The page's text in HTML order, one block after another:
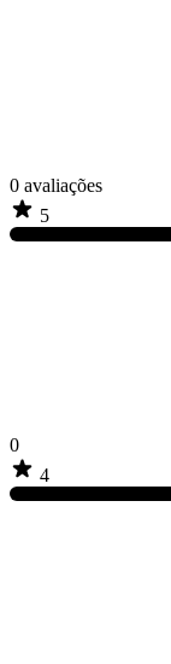
0 avaliações
5
0
4